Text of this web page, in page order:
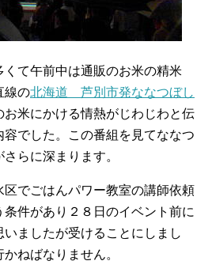
て午前中は通販のお米の精米
線の北海道 芦別市発ななつぼし
お米にかける情熱がじわじわと伝
でした。この番組を見てななつ
らに深まります。
でごはんパワー教室の講師依頼
件があり２８日のイベント前に
ましたが受けることにしまし
ねばなりません。